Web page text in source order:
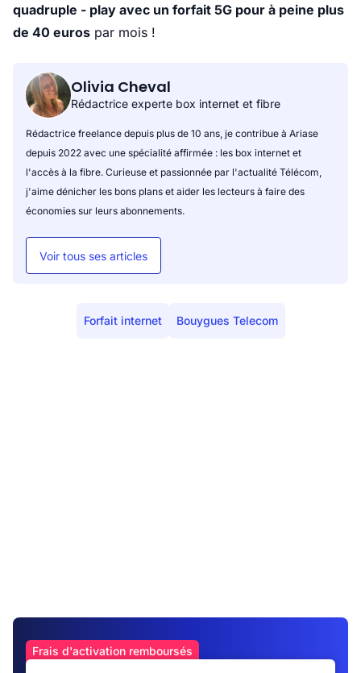
quadruple - play avec un forfait 5G pour à peine plus
de 40 euros par mois !
Olivia Cheval
Rédactrice experte box internet et fibre
Rédactrice freelance depuis plus de 10 ans, je contribue à Ariase
depuis 2022 avec une spécialité affirmée : les box internet et
l'accès à la fibre. Curieuse et passionnée par l'actualité Télécom,
j'aime dénicher les bons plans et aider les lecteurs à faire des
économies sur leurs abonnements.
Voir tous ses articles
Forfait internet Bouygues Telecom
Frais d'activation remboursés